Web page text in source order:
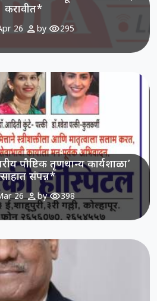
करावीत*
26 personby visibility295
पौष्टिक तृणधान्य कार्यशाळा’
संपन्न*
26 personby visibility398